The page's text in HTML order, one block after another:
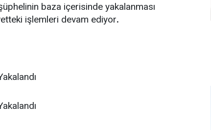
baza içerisinde yakalanması
işlemleri devam ediyor.